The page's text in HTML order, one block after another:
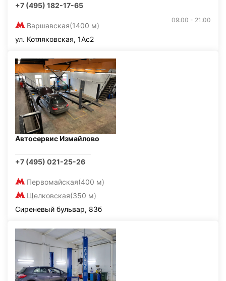
+7 (495) 182-17-65
Варшавская(1400 м)
09:00 - 21:00
ул. Котляковская, 1Ас2
Автосервис Измайлово
+7 (495) 021-25-26
Первомайская(400 м)
Щелковская(350 м)
Сиреневый бульвар, 83б